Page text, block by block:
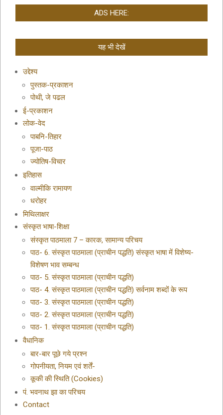
ADS HERE:
यह भी देखें
उद्देश्य
पुस्तक-प्रकाशन
पोथी, जे पढल
ई-प्रकाशन
लोक-वेद
पाबनि-तिहार
पूजा-पाठ
ज्योतिष-विचार
इतिहास
वाल्मीकि रामायण
धरोहर
मिथिलाक्षर
संस्कृत भाषा-शिक्षा
संस्कृत पाठमाला 7 – कारक, सामान्य परिचय
पाठ- 6. संस्कृत पाठमाला (प्राचीन पद्धति) संस्कृत भाषा में विशेष्य-
विशेषण भाव सम्बन्ध
पाठ- 5. संस्कृत पाठमाला (प्राचीन पद्धति)
पाठ- 4. संस्कृत पाठमाला (प्राचीन पद्धति) सर्वनाम शब्दों के रूप
पाठ- 3. संस्कृत पाठमाला (प्राचीन पद्धति)
पाठ- 2. संस्कृत पाठमाला (प्राचीन पद्धति)
पाठ- 1. संस्कृत पाठमाला (प्राचीन पद्धति)
वैधानिक
बार-बार पूछे गये प्रश्न
गोपनीयता, नियम एवं शर्तें-
कूकी की स्थिति (Cookies)
पं. भवनाथ झा का परिचय
Contact